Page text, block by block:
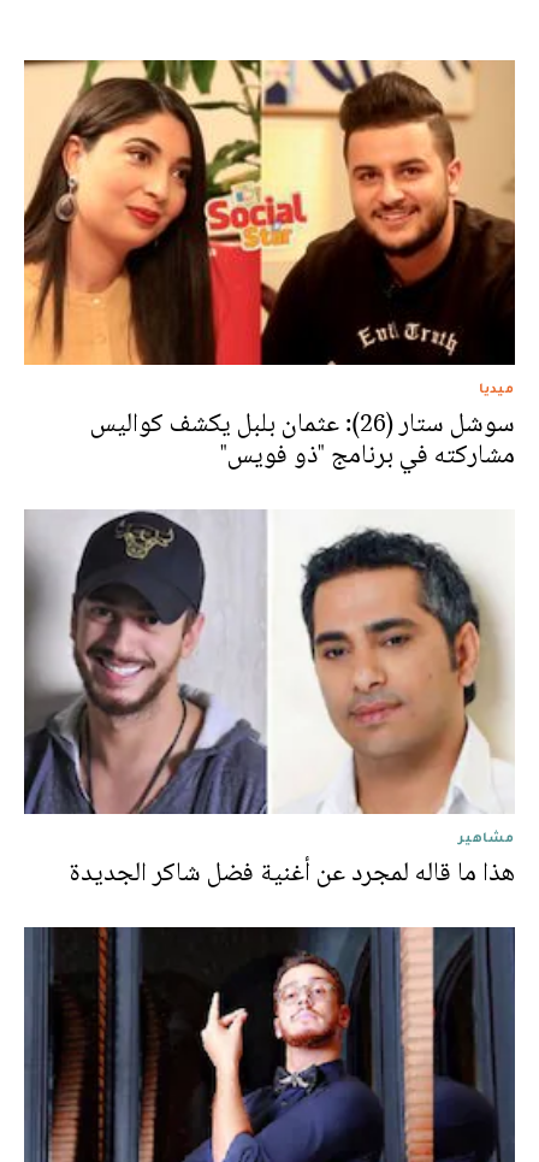
ميديا
سوشل ستار (26): عثمان بلبل يكشف كواليس
مشاركته في برنامج "ذو فويس"
مشاهير
هذا ما قاله لمجرد عن أغنية فضل شاكر الجديدة